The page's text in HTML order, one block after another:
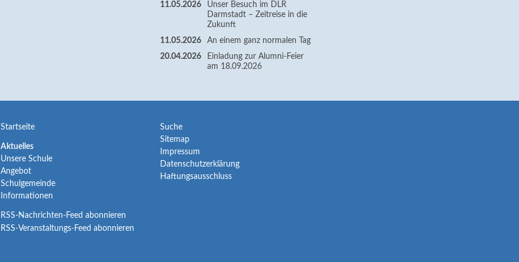
11.05.2026
Unser Besuch im DLR
Darmstadt – Zeitreise in die
Zukunft
11.05.2026
An einem ganz normalen Tag
20.04.2026
Einladung zur Alumni-Feier
am 18.09.2026
Navigation
überspringen
Startseite
Navigation
überspringen
Aktuelles
Unsere Schule
Angebot
Schulgemeinde
Informationen
RSS-Nachrichten-Feed abonnieren
RSS-Veranstaltungs-Feed abonnieren
Navigation
überspringen
Suche
Sitemap
Impressum
Datenschutzerklärung
Haftungsausschluss